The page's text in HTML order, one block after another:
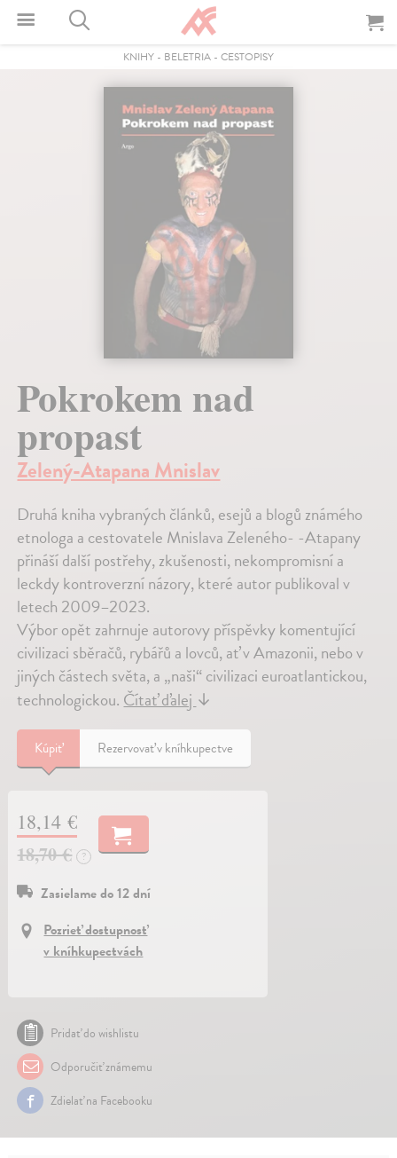
KNIHY - BELETRIA - CESTOPISY
Pokrokem nad
propast
Zelený-Atapana Mnislav
Druhá kniha vybraných článků, esejů a blogů známého
etnologa a cestovatele Mnislava Zeleného- -Atapany
přináší další postřehy, zkušenosti, nekompromisní a
leckdy kontroverzní názory, které autor publikoval v
letech 2009–2023.
Výbor opět zahrnuje autorovy příspěvky komentující
civilizaci sběračů, rybářů a lovců, ať v Amazonii, nebo v
jiných částech světa, a „naši“ civilizaci euroatlantickou,
technologickou.Čítať ďalej↓
Kúpiť Rezervovať v kníhkupectve
18,14 €
18,70 €
?
Zasielame do 12 dní
Pozrieť dostupnosť
v kníhkupectvách
Pridať do wishlistu
Odporučiť známemu
Zdielať na Facebooku